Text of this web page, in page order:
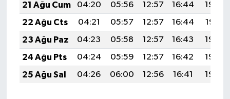
21 Ağu Cum
04:20 05:56 12:57 16:44
19:49
22 Ağu Cts
04:21 05:57 12:57 16:44
19:47
23 Ağu Paz
04:23 05:58 12:57 16:43
19:46
24 Ağu Pts
04:24 05:59 12:57 16:42
19:44
25 Ağu Sal
04:26 06:00 12:56 16:41 19:42